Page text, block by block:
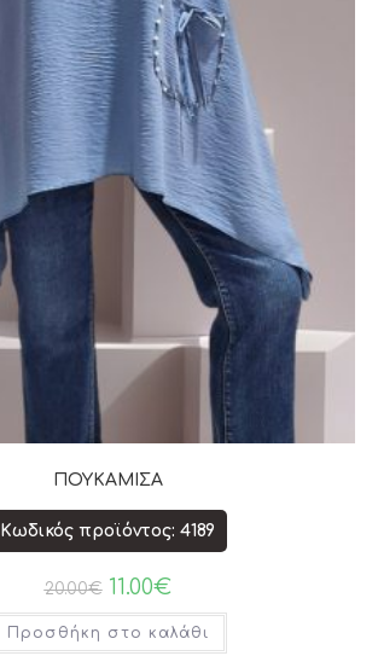
ΠΟΥΚΑΜΙΣΑ
Κωδικός προϊόντος: 4189
20.00€ 11.00€
Προσθήκη στο καλάθι